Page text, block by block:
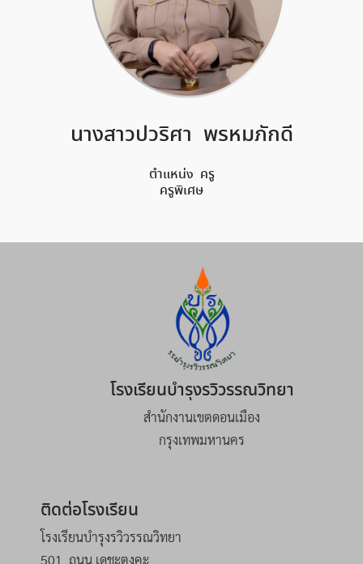
นางสาวปวริศา พรหมภักดี
ตำแหน่ง ครู
ครูพิเศษ
โรงเรียนบำรุงรวิวรรณวิทยา
สำนักงานเขตดอนเมือง
กรุงเทพมหานคร
ติดต่อโรงเรียน
โรงเรียนบำรุงรวิวรรณวิทยา
501 ถนน เดชะตุงคะ